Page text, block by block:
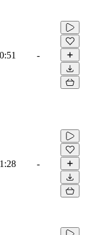
0:51 -
1:28 -